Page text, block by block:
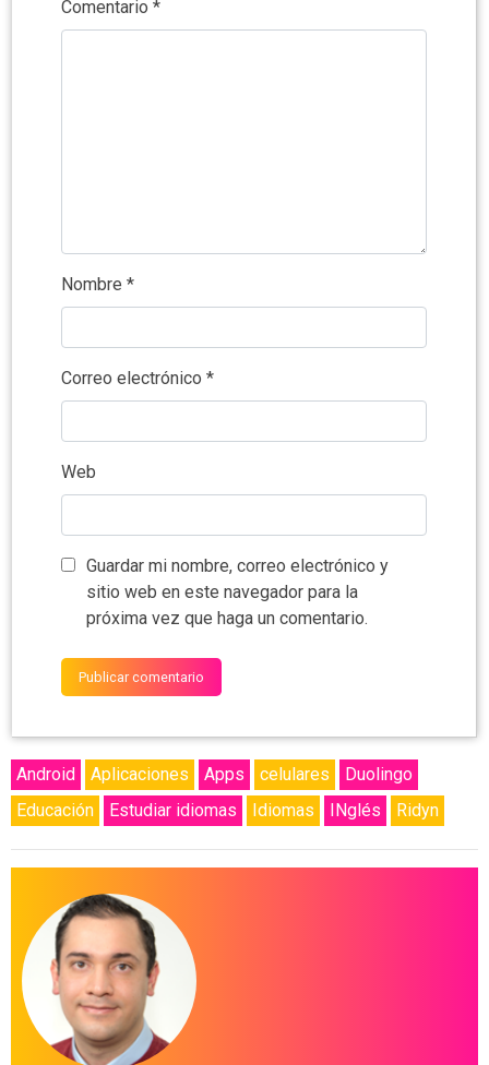
Comentario *
Nombre *
Correo electrónico *
Web
Guardar mi nombre, correo electrónico y
sitio web en este navegador para la
próxima vez que haga un comentario.
Android Aplicaciones Apps celulares
Duolingo
Educación
Estudiar idiomas Idiomas INglés Ridyn